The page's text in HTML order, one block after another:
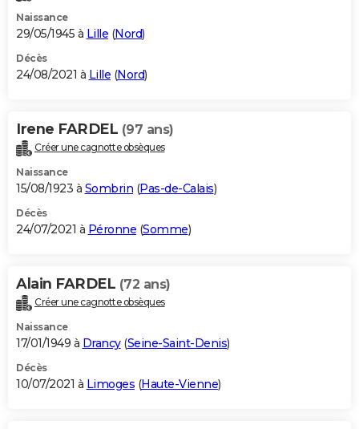
Naissance
29/05/1945 à Lille (Nord)
Décès
24/08/2021 à Lille (Nord)
Irene FARDEL (97 ans)
Créer une cagnotte obsèques
Naissance
15/08/1923 à Sombrin (Pas-de-Calais)
Décès
24/07/2021 à Péronne (Somme)
Alain FARDEL (72 ans)
Créer une cagnotte obsèques
Naissance
17/01/1949 à Drancy(Seine-Saint-Denis)
Décès
10/07/2021 à Limoges (Haute-Vienne)